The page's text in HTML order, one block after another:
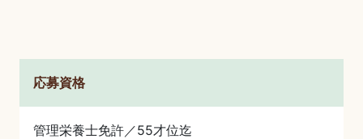
応募資格
管理栄養士免許／55才位迄